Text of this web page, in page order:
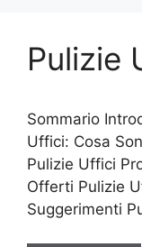
Pulizie
Sommario
Uffici: Cosa
Pulizie Uffici
Offerti Pulizie
Suggerimenti